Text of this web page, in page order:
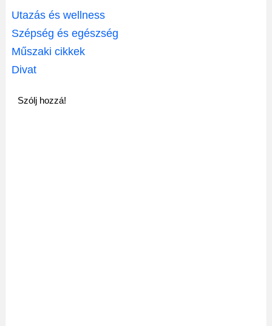
Utazás és wellness
Szépség és egészség
Műszaki cikkek
Divat
Szólj hozzá!